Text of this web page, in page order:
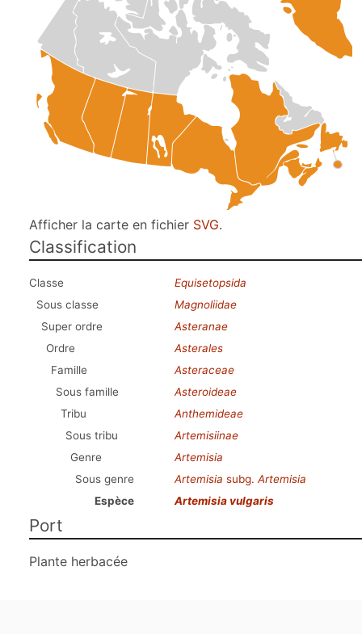
Afficher la carte en fichier SVG.
Classification
Classe
Equisetopsida
Sous classe
Magnoliidae
Super ordre
Asteranae
Ordre
Asterales
Famille
Asteraceae
Sous famille
Asteroideae
Tribu
Anthemideae
Sous tribu
Artemisiinae
Genre
Artemisia
Sous genre
Artemisia subg. Artemisia
Espèce
Artemisia vulgaris
Port
Plante herbacée